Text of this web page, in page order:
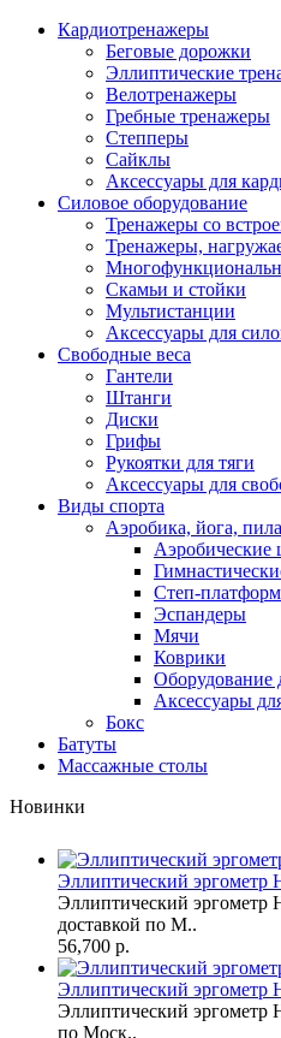
Кардиотренажеры
Беговые дорожки
Эллиптические
Велотренажеры
Гребные тренажеры
Степперы
Сайклы
Аксессуары для
Силовое оборудование
Тренажеры со
Тренажеры,
Скамьи и стойки
Мультистанции
Аксессуары для
Свободные веса
Гантели
Штанги
Диски
Грифы
Рукоятки для тяги
Аксессуары для
Виды спорта
Аэробика, йога,
Аэробические
Степ-
Эспандеры
Мячи
Коврики
Оборудование
Аксессуары
Бокс
Батуты
Массажные столы
Новинки
Эллиптический эргометр
Эллиптический эргометр
доставкой по М..
56,700 р.
Эллиптический эргометр
Эллиптический эргометр
по Моск..